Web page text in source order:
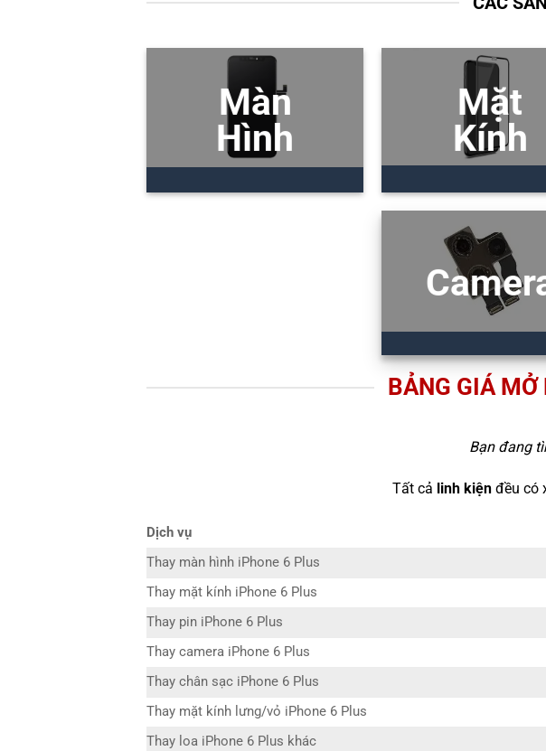
Màn
Hình
Mặt
Kính
BẢNG GIÁ
Bạn đang
Tất cả linh kiệnđều có
Dịch vụ
Thay màn hình iPhone 6 Plus
Thay mặt kính iPhone 6 Plus
Thay pin iPhone 6 Plus
Thay camera iPhone 6 Plus
Thay chân sạc iPhone 6 Plus
Thay mặt kính lưng/vỏ iPhone 6 Plus
Thay loa iPhone 6 Plus khác